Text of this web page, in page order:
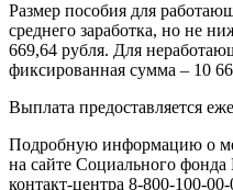
Размер пособия для
среднего заработка, но не
669,64 рубля. Для
фиксированная сумма – 10
Выплата предоставляется
Подробную информацию о
на сайте Социального
контакт-центра 8-800-100-